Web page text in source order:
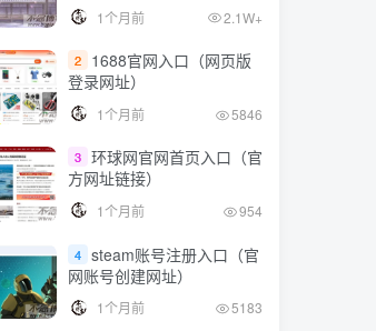
编写Shell脚本
运行脚本
结论
1个月前 2.1W+
2
1688官网入口（网页版
登录网址）
1个月前 5846
3 环球网官网首页入口（官
方网址链接）
1个月前 954
4 steam账号注册入口（官
网账号创建网址）
1个月前 5183